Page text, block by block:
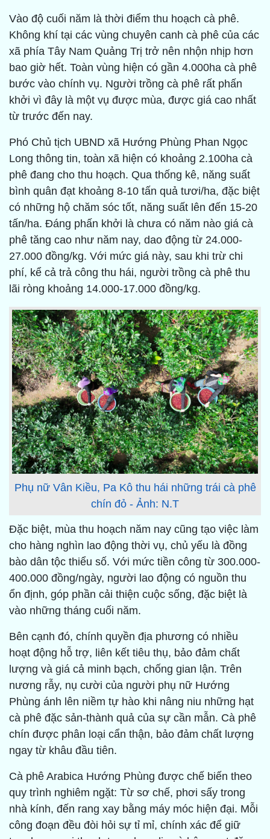
Vào độ cuối năm là thời điểm thu hoạch cà phê.
Không khí tại các vùng chuyên canh cà phê của các
xã phía Tây Nam Quảng Trị trở nên nhộn nhịp hơn
bao giờ hết. Toàn vùng hiện có gần 4.000ha cà phê
bước vào chính vụ. Người trồng cà phê rất phấn
khởi vì đây là một vụ được mùa, được giá cao nhất
từ trước đến nay.
Phó Chủ tịch UBND xã Hướng Phùng Phan Ngọc
Long thông tin, toàn xã hiện có khoảng 2.100ha cà
phê đang cho thu hoạch. Qua thống kê, năng suất
bình quân đạt khoảng 8-10 tấn quả tươi/ha, đặc biệt
có những hộ chăm sóc tốt, năng suất lên đến 15-20
tấn/ha. Đáng phấn khởi là chưa có năm nào giá cà
phê tăng cao như năm nay, dao động từ 24.000-
27.000 đồng/kg. Với mức giá này, sau khi trừ chi
phí, kể cả trả công thu hái, người trồng cà phê thu
lãi ròng khoảng 14.000-17.000 đồng/kg.
Phụ nữ Vân Kiều, Pa Kô thu hái những trái cà phê
chín đỏ - Ảnh: N.T
Đặc biệt, mùa thu hoạch năm nay cũng tạo việc làm
cho hàng nghìn lao động thời vụ, chủ yếu là đồng
bào dân tộc thiểu số. Với mức tiền công từ 300.000-
400.000 đồng/ngày, người lao động có nguồn thu
ổn định, góp phần cải thiện cuộc sống, đặc biệt là
vào những tháng cuối năm.
Bên cạnh đó, chính quyền địa phương có nhiều
hoạt động hỗ trợ, liên kết tiêu thụ, bảo đảm chất
lượng và giá cả minh bạch, chống gian lận. Trên
nương rẫy, nụ cười của người phụ nữ Hướng
Phùng ánh lên niềm tự hào khi nâng niu những hạt
cà phê đặc sản-thành quả của sự cần mẫn. Cà phê
chín được phân loại cẩn thận, bảo đảm chất lượng
ngay từ khâu đầu tiên.
Cà phê Arabica Hướng Phùng được chế biến theo
quy trình nghiêm ngặt: Từ sơ chế, phơi sấy trong
nhà kính, đến rang xay bằng máy móc hiện đại. Mỗi
công đoạn đều đòi hỏi sự tỉ mỉ, chính xác để giữ